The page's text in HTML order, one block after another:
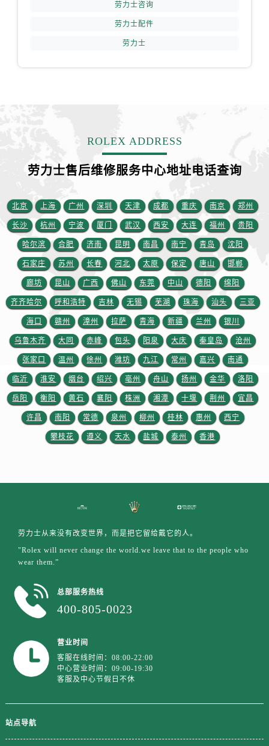
劳力士咨询
劳力士配件
劳力士
ROLEX ADDRESS
劳力士售后维修服务中心地址电话查询
北京 上海 广州 深圳 天津 成都 重庆 南京 郑州
长沙 杭州 宁波 厦门 武汉 西安 大连 福州 贵阳
哈尔滨 合肥 济南 昆明 南昌 南宁 青岛 沈阳
石家庄 苏州 长春 河北 太原 保定 唐山 邯郸
廊坊 昆山 广西 佛山 东莞 中山 德阳 绵阳
齐齐哈尔 呼和浩特 吉林 无锡 芜湖 珠海 汕头 三亚
海口 赣州 漳州 拉萨 青海 新疆 兰州 银川
乌鲁木齐 大同 赤峰 包头 阳泉 大庆 秦皇岛 沧州
张家口 温州 徐州 潍坊 九江 常州 嘉兴 南通
临沂 淮安 烟台 绍兴 亳州 舟山 扬州 金华 洛阳
岳阳 衡阳 黄石 襄阳 株洲 湘潭 十堰 荆州 宜昌
许昌 南阳 常德 泉州 柳州 桂林 惠州 西宁
攀枝花 遵义 天水 盐城 泰州 香港
劳力士从来没有改变世界，而是把它留给戴它的人。
"Rolex will never change the world.we leave that to the people who
wear them.”
总部服务热线
400-805-0023
营业时间
客服在线时间：08:00-22:00
中心营业时间：09:00-19:30
客服及中心节假日不休
站点导航